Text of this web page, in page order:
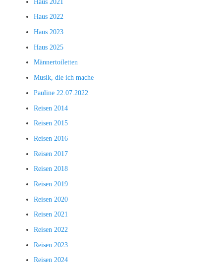
Haus 2021
Haus 2022
Haus 2023
Haus 2025
Männertoiletten
Musik, die ich mache
Pauline 22.07.2022
Reisen 2014
Reisen 2015
Reisen 2016
Reisen 2017
Reisen 2018
Reisen 2019
Reisen 2020
Reisen 2021
Reisen 2022
Reisen 2023
Reisen 2024